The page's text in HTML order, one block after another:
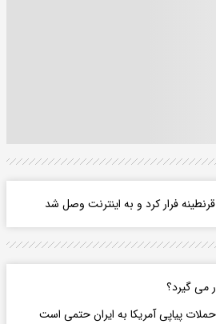
فرار کرد و به اینترنت وصل شد
می گیرد؟
حملات پیاپی آمریکا به ایران حتمی است